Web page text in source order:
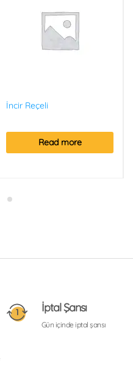
İncir Reçeli
Read more
İptal Şansı
Gün içinde iptal şansı